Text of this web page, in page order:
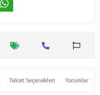
Taksit Seçenekleri Yorumlar